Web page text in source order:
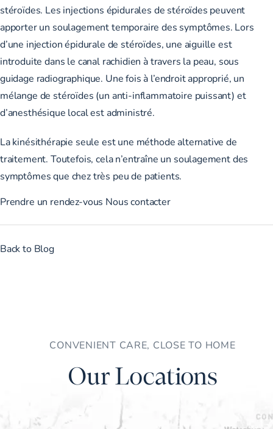
stéroïdes. Les injections épidurales de stéroïdes peuvent
apporter un soulagement temporaire des symptômes. Lors
d’une injection épidurale de stéroïdes, une aiguille est
introduite dans le canal rachidien à travers la peau, sous
guidage radiographique. Une fois à l’endroit approprié, un
mélange de stéroïdes (un anti-inflammatoire puissant) et
d’anesthésique local est administré.
La kinésithérapie seule est une méthode alternative de
traitement. Toutefois, cela n’entraîne un soulagement des
symptômes que chez très peu de patients.
Prendre un rendez-vous Nous contacter
Back to Blog
CONVENIENT CARE, CLOSE TO HOME
Our Locations